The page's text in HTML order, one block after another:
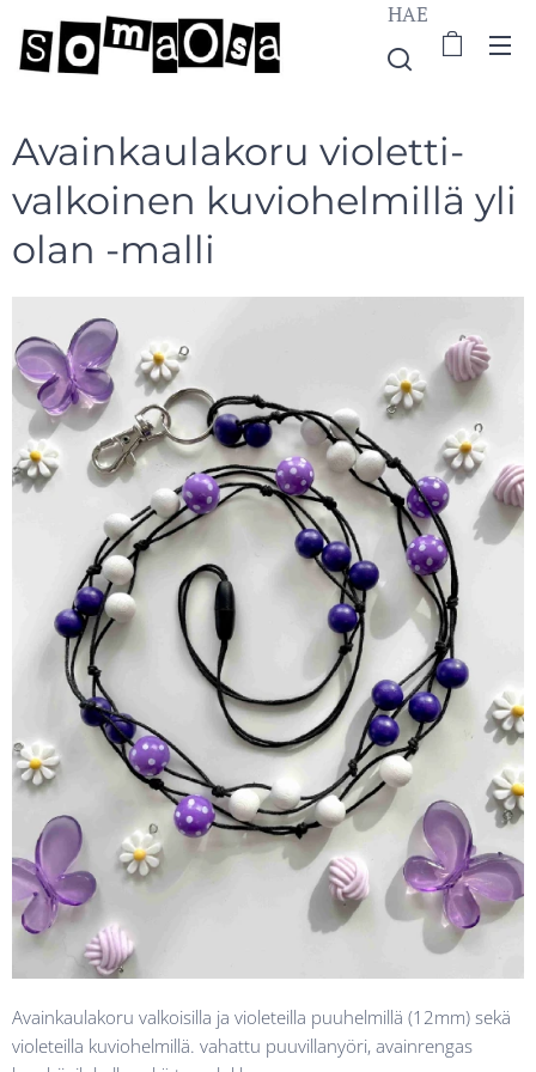
HAE
Avainkaulakoru violetti-
valkoinen kuviohelmillä yli
olan -malli
Avainkaulakoru valkoisilla ja violeteilla puuhelmillä (12mm) sekä
violeteilla kuviohelmillä. vahattu puuvillanyöri, avainrengas